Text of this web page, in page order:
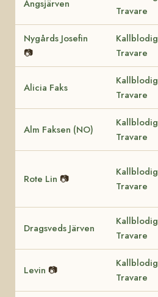
Ängsjärven
Travare
Nygårds Josefin
📷
Kallblodig
Travare
Alicia Faks
Kallblodig
Travare
Alm Faksen (NO)
Kallblodig
Travare
Rote Lin 📷
Kallblodig
Travare
Dragsveds Järven
Kallblodig
Travare
Levin 📷
Kallblodig
Travare